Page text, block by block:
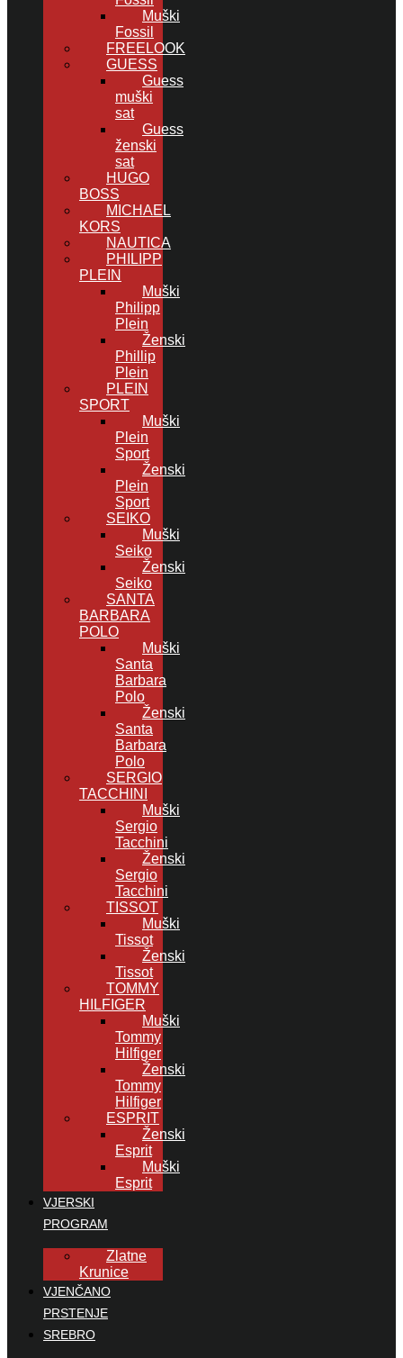
Muški
Fossil
FREELOOK
GUESS
Guess
muški
sat
Guess
ženski
sat
HUGO
BOSS
MICHAEL
KORS
NAUTICA
PHILIPP
PLEIN
Muški
Philipp
Plein
Ženski
Phillip
Plein
PLEIN
SPORT
Muški
Plein
Sport
Ženski
Plein
Sport
SEIKO
Muški
Seiko
Ženski
Seiko
SANTA
BARBARA
POLO
Muški
Santa
Barbara
Polo
Ženski
Santa
Barbara
Polo
SERGIO
TACCHINI
Muški
Sergio
Tacchini
Ženski
Sergio
Tacchini
TISSOT
Muški
Tissot
Ženski
Tissot
TOMMY
HILFIGER
Muški
Tommy
Hilfiger
Ženski
Tommy
Hilfiger
ESPRIT
Ženski
Esprit
Muški
Esprit
VJERSKI
PROGRAM
Zlatne
Krunice
VJENČANO
PRSTENJE
SREBRO